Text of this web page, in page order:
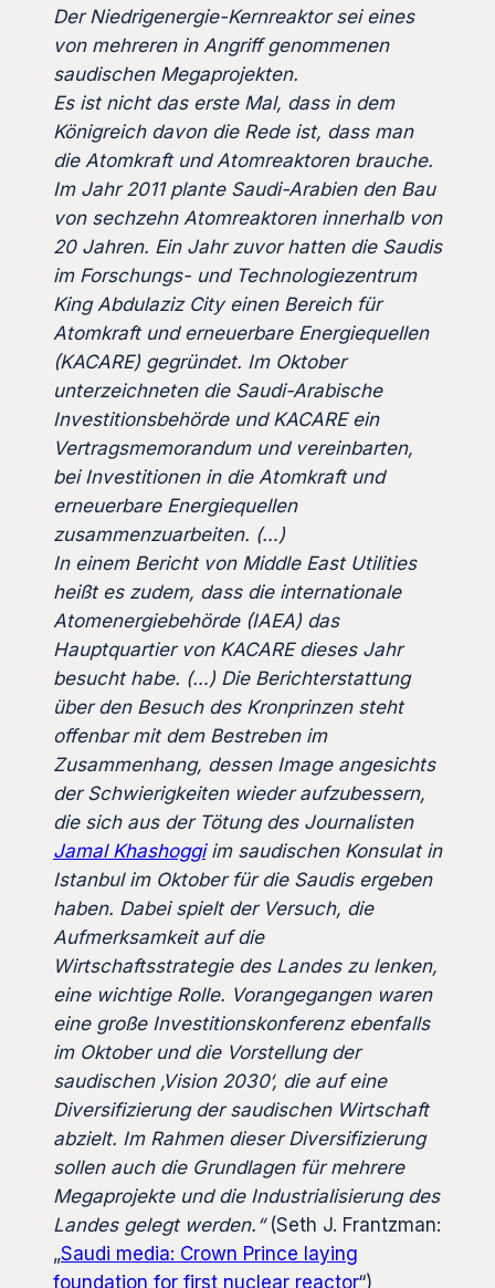
Der Niedrigenergie-Kernreaktor sei eines
von mehreren in Angriff genommenen
saudischen Megaprojekten.
Es ist nicht das erste Mal, dass in dem
Königreich davon die Rede ist, dass man
die Atomkraft und Atomreaktoren brauche.
Im Jahr 2011 plante Saudi-Arabien den Bau
von sechzehn Atomreaktoren innerhalb von
20 Jahren. Ein Jahr zuvor hatten die Saudis
im Forschungs- und Technologiezentrum
King Abdulaziz City einen Bereich für
Atomkraft und erneuerbare Energiequellen
(KACARE) gegründet. Im Oktober
unterzeichneten die Saudi-Arabische
Investitionsbehörde und KACARE ein
Vertragsmemorandum und vereinbarten,
bei Investitionen in die Atomkraft und
erneuerbare Energiequellen
zusammenzuarbeiten. (…)
In einem Bericht von Middle East Utilities
heißt es zudem, dass die internationale
Atomenergiebehörde (IAEA) das
Hauptquartier von KACARE dieses Jahr
besucht habe. (…) Die Berichterstattung
über den Besuch des Kronprinzen steht
offenbar mit dem Bestreben im
Zusammenhang, dessen Image angesichts
der Schwierigkeiten wieder aufzubessern,
die sich aus der Tötung des Journalisten
Jamal Khashoggiim saudischen Konsulat in
Istanbul im Oktober für die Saudis ergeben
haben. Dabei spielt der Versuch, die
Aufmerksamkeit auf die
Wirtschaftsstrategie des Landes zu lenken,
eine wichtige Rolle. Vorangegangen waren
eine große Investitionskonferenz ebenfalls
im Oktober und die Vorstellung der
saudischen ‚Vision 2030‘, die auf eine
Diversifizierung der saudischen Wirtschaft
abzielt. Im Rahmen dieser Diversifizierung
sollen auch die Grundlagen für mehrere
Megaprojekte und die Industrialisierung des
Landes gelegt werden.“(Seth J. Frantzman:
„Saudi media: Crown Prince laying
foundation for first nuclear reactor“)